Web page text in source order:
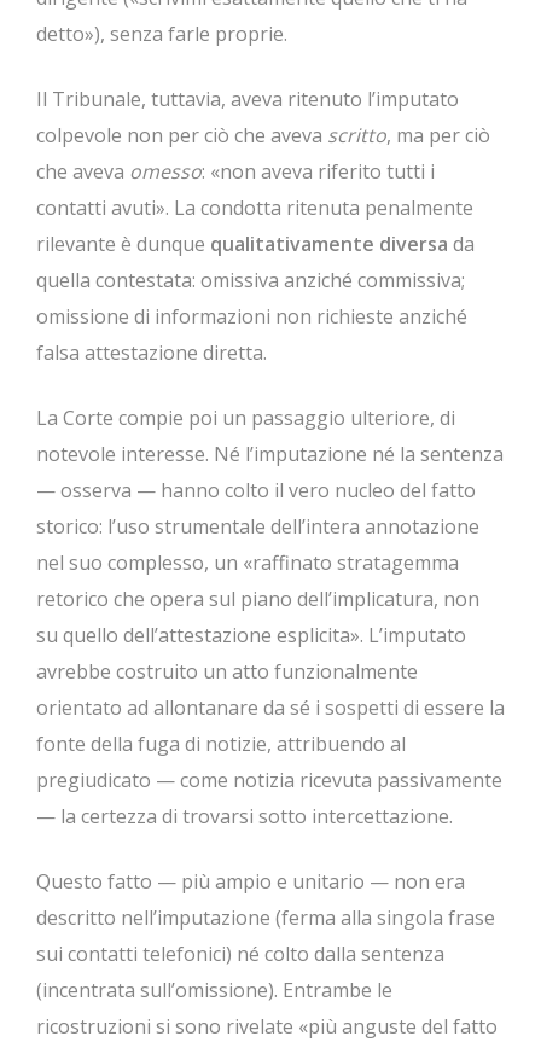
detto»), senza farle proprie.
Il Tribunale, tuttavia, aveva ritenuto l’imputato
colpevole non per ciò che aveva scritto, ma per ciò
che aveva omesso: «non aveva riferito tutti i
contatti avuti». La condotta ritenuta penalmente
rilevante è dunque qualitativamente diversa da
quella contestata: omissiva anziché commissiva;
omissione di informazioni non richieste anziché
falsa attestazione diretta.
La Corte compie poi un passaggio ulteriore, di
notevole interesse. Né l’imputazione né la sentenza
— osserva — hanno colto il vero nucleo del fatto
storico: l’uso strumentale dell’intera annotazione
nel suo complesso, un «raffinato stratagemma
retorico che opera sul piano dell’implicatura, non
su quello dell’attestazione esplicita». L’imputato
avrebbe costruito un atto funzionalmente
orientato ad allontanare da sé i sospetti di essere la
fonte della fuga di notizie, attribuendo al
pregiudicato — come notizia ricevuta passivamente
— la certezza di trovarsi sotto intercettazione.
Questo fatto — più ampio e unitario — non era
descritto nell’imputazione (ferma alla singola frase
sui contatti telefonici) né colto dalla sentenza
(incentrata sull’omissione). Entrambe le
ricostruzioni si sono rivelate «più anguste del fatto